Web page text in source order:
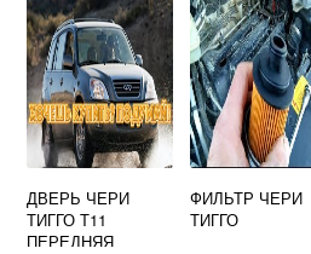
ДВЕРЬ ЧЕРИ
ТИГГО Т11
ПЕРЕДНЯЯ
ФИЛЬТР ЧЕРИ
ТИГГО